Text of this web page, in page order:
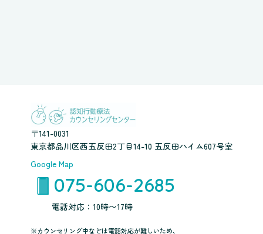
〒141-0031
東京都品川区西五反田2丁目14-10 五反田ハイム607号室
Google Map
075-606-2685
電話対応：10時〜17時
※カウンセリング中などは電話対応が難しいため、